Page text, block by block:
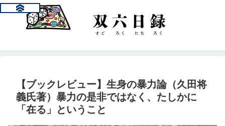
【ブックレビュー】生身の暴力論（久田将
義氏著）暴力の是非ではなく、たしかに
「在る」ということ